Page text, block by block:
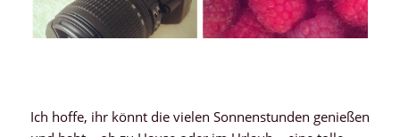
Ich hoffe, ihr könnt die vielen Sonnenstunden genießen